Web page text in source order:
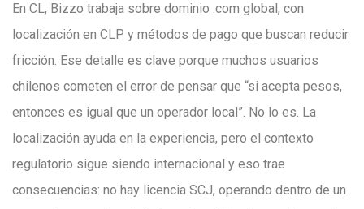
En CL, Bizzo trabaja sobre dominio .com global, con
localización en CLP y métodos de pago que buscan reducir
fricción. Ese detalle es clave porque muchos usuarios
chilenos cometen el error de pensar que “si acepta pesos,
entonces es igual que un operador local”. No lo es. La
localización ayuda en la experiencia, pero el contexto
regulatorio sigue siendo internacional y eso trae
consecuencias: no hay licencia SCJ, operando dentro de un